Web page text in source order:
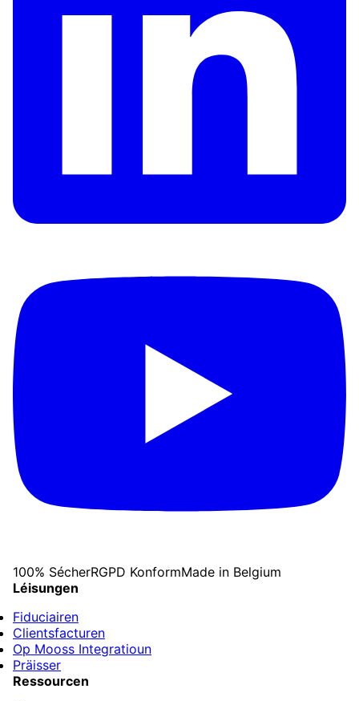
100% SécherRGPD KonformMade in Belgium
Léisungen
Fiduciairen
Clientsfacturen
Op Mooss Integratioun
Präisser
Ressourcen